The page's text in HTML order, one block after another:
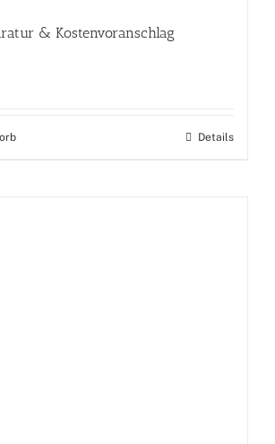
& Kostenvoranschlag
Details